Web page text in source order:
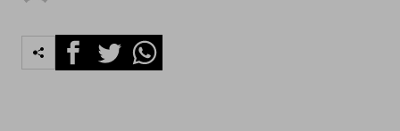
FacebookTwitterWhatsapp